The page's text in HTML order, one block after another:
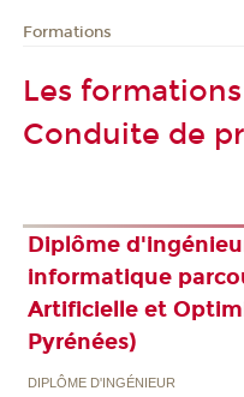
Formations
Les
Conduite de
Diplôme
informatique
Artificielle et
Pyrénées)
DIPLÔME D'INGÉNIEUR